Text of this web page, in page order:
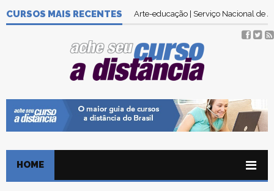
CURSOS MAIS RECENTES Arte-educação | Serviço Nacional de
HOME